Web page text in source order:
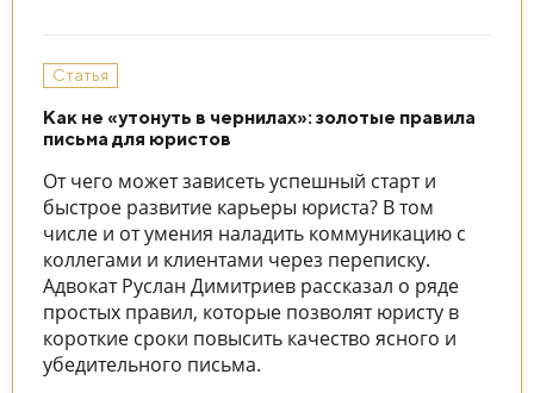
Статья
Как не «утонуть в чернилах»: золотые правила
письма для юристов
От чего может зависеть успешный старт и
быстрое развитие карьеры юриста? В том
числе и от умения наладить коммуникацию с
коллегами и клиентами через переписку.
Адвокат Руслан Димитриев рассказал о ряде
простых правил, которые позволят юристу в
короткие сроки повысить качество ясного и
убедительного письма.